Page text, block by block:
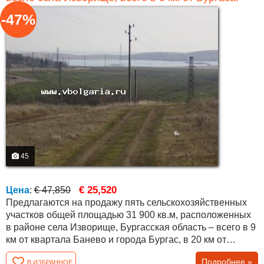
45
-47%
Цена: € 47,850 € 25,520
Предлагаются на продажу пять сельскохозяйственных
участков общей площадью 31 900 кв.м, расположенных
в районе села Изворище, Бургасская область – всего в 9
км от квартала Банево и города Бургас, в 20 км от
Ахелоя и моря, в 25 км от курорта Солнечный берег и в
В ИЗБРАННОЕ Подробнее »